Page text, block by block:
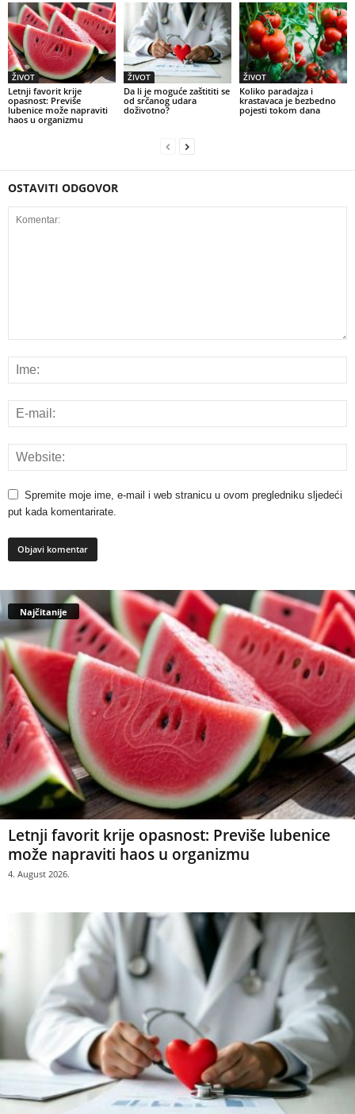
ŽIVOT
Letnji favorit krije
opasnost: Previše
lubenice može napraviti
haos u organizmu
ŽIVOT
Da li je moguće zaštititi se
od srčanog udara
doživotno?
ŽIVOT
Koliko paradajza i
krastavaca je bezbedno
pojesti tokom dana
OSTAVITI ODGOVOR
Spremite moje ime, e-mail i web stranicu u ovom pregledniku sljedeći
put kada komentarirate.
Najčitanije
Letnji favorit krije opasnost: Previše lubenice
može napraviti haos u organizmu
4. August 2026.